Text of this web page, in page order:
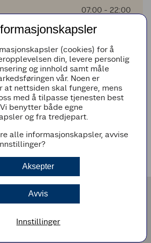
07:00 - 22:00
07:00 - 22:00
08:00 - 21:00
11:00 - 19:00
åpningstider i nærmeste fremtid
(cookies) for å
din, levere personlig
og innhold samt måle
vår. Noen er
at nettsiden skal fungere, mens
med å tilpasse tjenesten best
benytter både egne
og fra tredjepart.
alle informasjonskapsler, avvise
Aksepter
Avvis
Innstillinger